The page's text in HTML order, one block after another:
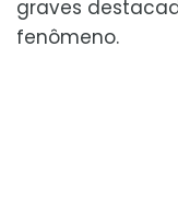
graves
fenômeno.